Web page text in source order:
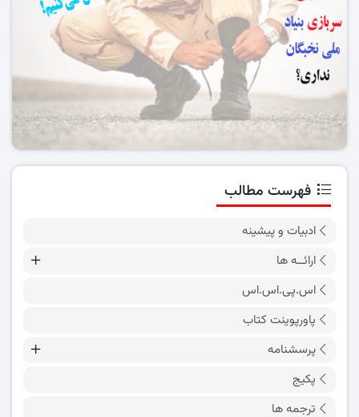
فهرست مطالب
ادبیات و پیشینه
ارائــه ها
اس.پی.اس.اس
پاورپوینت کتاب
پرسشنامه
پکیج
ترجمه ها